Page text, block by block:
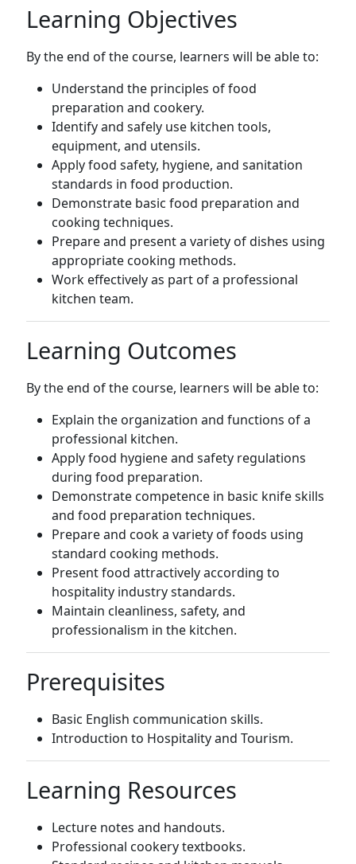
Learning Objectives
By the end of the course, learners will be able to:
Understand the principles of food
preparation and cookery.
Identify and safely use kitchen tools,
equipment, and utensils.
Apply food safety, hygiene, and sanitation
standards in food production.
Demonstrate basic food preparation and
cooking techniques.
Prepare and present a variety of dishes using
appropriate cooking methods.
Work effectively as part of a professional
kitchen team.
Learning Outcomes
By the end of the course, learners will be able to:
Explain the organization and functions of a
professional kitchen.
Apply food hygiene and safety regulations
during food preparation.
Demonstrate competence in basic knife skills
and food preparation techniques.
Prepare and cook a variety of foods using
standard cooking methods.
Present food attractively according to
hospitality industry standards.
Maintain cleanliness, safety, and
professionalism in the kitchen.
Prerequisites
Basic English communication skills.
Introduction to Hospitality and Tourism.
Learning Resources
Lecture notes and handouts.
Professional cookery textbooks.